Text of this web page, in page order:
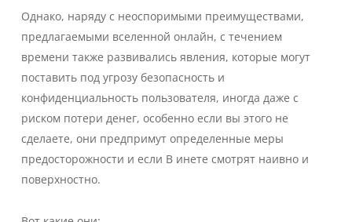
Однако, наряду с неоспоримыми преимуществами,
предлагаемыми вселенной онлайн, с течением
времени также развивались явления, которые могут
поставить под угрозу безопасность и
конфиденциальность пользователя, иногда даже с
риском потери денег, особенно если вы этого не
сделаете, они предпримут определенные меры
предосторожности и если В инете смотрят наивно и
поверхностно.